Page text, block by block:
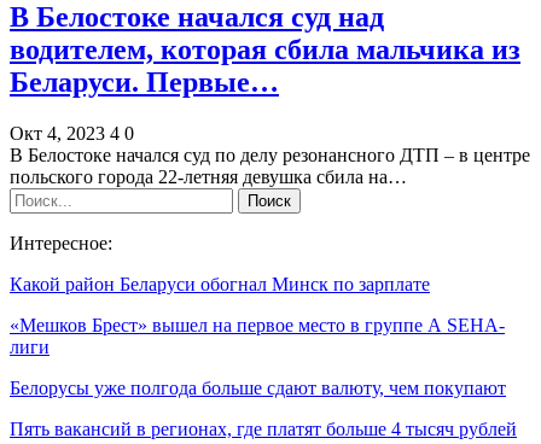
В Белостоке начался суд над
водителем, которая сбила мальчика из
Беларуси. Первые…
Окт 4, 2023 4 0
В Белостоке начался суд по делу резонансного ДТП – в центре
польского города 22-летняя девушка сбила на…
Интересное:
Какой район Беларуси обогнал Минск по зарплате
«Мешков Брест» вышел на первое место в группе А SEHA-
лиги
Белорусы уже полгода больше сдают валюту, чем покупают
Пять вакансий в регионах, где платят больше 4 тысяч рублей